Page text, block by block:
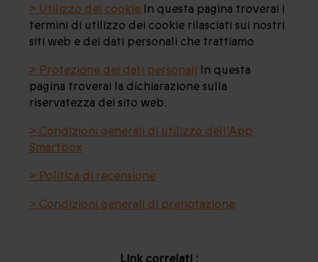
> Utilizzo dei cookie In questa pagina troverai i
termini di utilizzo dei cookie rilasciati sui nostri
siti web e dei dati personali che trattiamo
> Protezione dei dati personali In questa
pagina troverai la dichiarazione sulla
riservatezza dei sito web.
> Condizioni generali di utilizzo dell'App
Smartbox
> Politica di recensione
> Condizioni generali di prenotazione